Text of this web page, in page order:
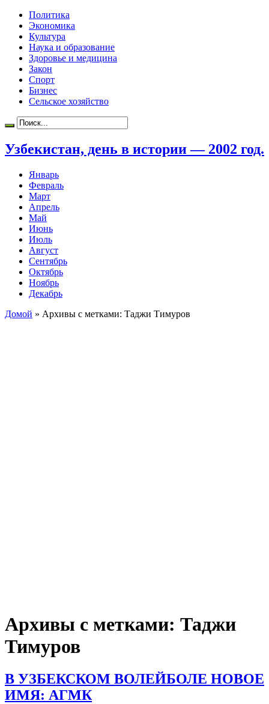
Политика
Экономика
Культура
Наука и образование
Здоровье и медицина
Закон
Спорт
Бизнес
Сельское хозяйство
Узбекистан, день в истории — 2002 год.
Январь
Февраль
Март
Апрель
Май
Июнь
Июль
Август
Сентябрь
Октябрь
Ноябрь
Декабрь
Домой » Архивы с метками: Таджи Тимуров
Архивы с метками: Таджи
Тимуров
В УЗБЕКСКОМ ВОЛЕЙБОЛЕ НОВОЕ
ИМЯ: АГМК